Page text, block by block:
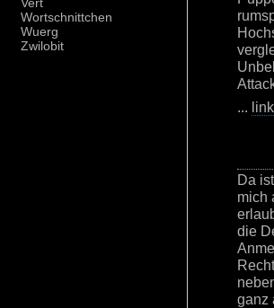
Wortschnittchen
Wuerg
Zwilobit
... link
Da
mich
die
ganz